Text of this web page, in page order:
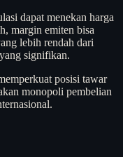
dapat menekan harga
margin emiten bisa
lebih rendah dari
signifikan.
posisi tawar
monopoli pembelian